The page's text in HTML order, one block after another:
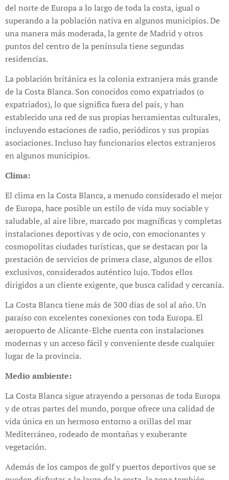
del norte de Europa a lo largo de toda la costa, igual o
superando a la población nativa en algunos municipios. De
una manera más moderada, la gente de Madrid y otros
puntos del centro de la península tiene segundas
residencias.
La población británica es la colonia extranjera más grande
de la Costa Blanca. Son conocidos como expatriados (o
expatriados), lo que significa fuera del país, y han
establecido una red de sus propias herramientas culturales,
incluyendo estaciones de radio, periódicos y sus propias
asociaciones. Incluso hay funcionarios electos extranjeros
en algunos municipios.
Clima:
El clima en la Costa Blanca, a menudo considerado el mejor
de Europa, hace posible un estilo de vida muy sociable y
saludable, al aire libre, marcado por magníficas y completas
instalaciones deportivas y de ocio, con emocionantes y
cosmopolitas ciudades turísticas, que se destacan por la
prestación de servicios de primera clase, algunos de ellos
exclusivos, considerados auténtico lujo. Todos ellos
dirigidos a un cliente exigente, que busca calidad y cercanía.
La Costa Blanca tiene más de 300 días de sol al año. Un
paraíso con excelentes conexiones con toda Europa. El
aeropuerto de Alicante-Elche cuenta con instalaciones
modernas y un acceso fácil y conveniente desde cualquier
lugar de la provincia.
Medio ambiente:
La Costa Blanca sigue atrayendo a personas de toda Europa
y de otras partes del mundo, porque ofrece una calidad de
vida única en un hermoso entorno a orillas del mar
Mediterráneo, rodeado de montañas y exuberante
vegetación.
Además de los campos de golf y puertos deportivos que se